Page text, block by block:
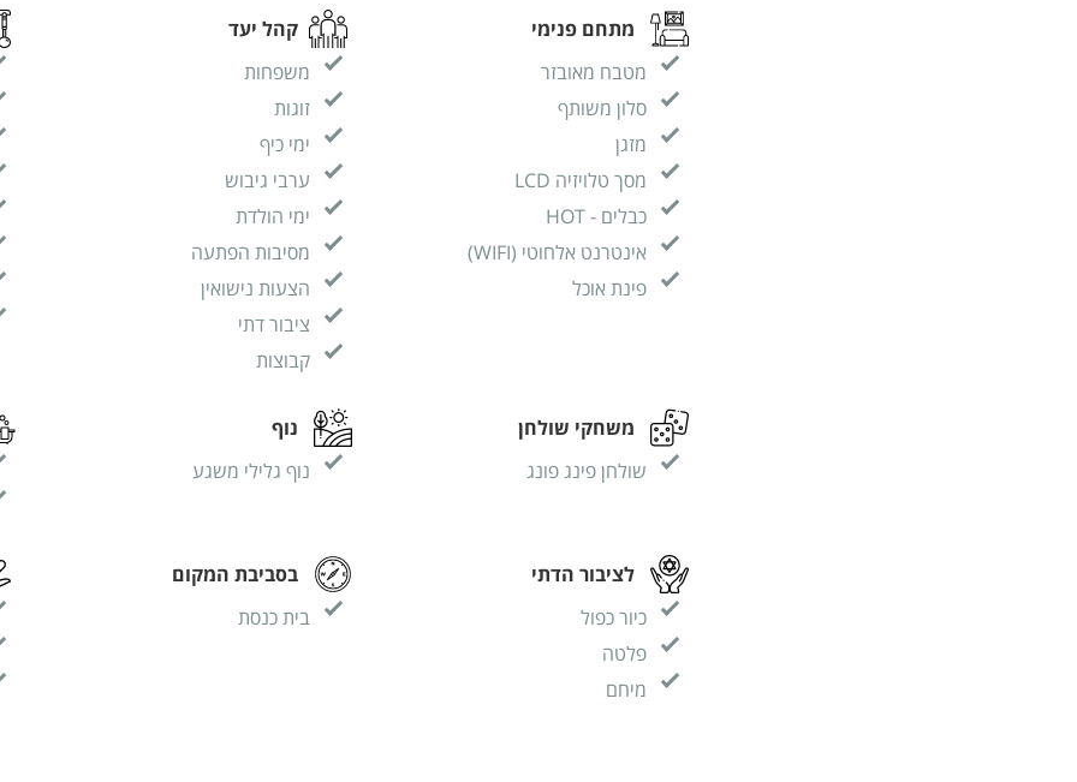
מתחם פנימי
מטבח מאובזר
סלון משותף
מזגן
מסך טלויזיה LCD
כבלים - HOT
אינטרנט אלחוטי (WIFI)
פינת אוכל
קהל יעד
משפחות
זוגות
ימי כיף
ערבי גיבוש
ימי הולדת
מסיבות הפתעה
הצעות נישואין
ציבור דתי
קבוצות
משחקי שולחן
שולחן פינג פונג
נוף
נוף גלילי משגע
לציבור הדתי
כיור כפול
פלטה
מיחם
בסביבת המקום
בית כנסת